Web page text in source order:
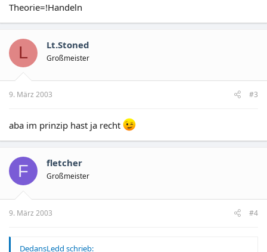
Theorie=!Handeln
L Lt.Stoned
Großmeister
9. März 2003 #3
aba im prinzip hast ja recht
F fletcher
Großmeister
9. März 2003 #4
DedansLedd schrieb: